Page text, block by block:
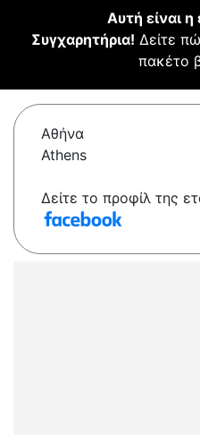
Αυτή είναι η
Συγχαρητήρια! Δείτε
πακέτο
Αθήνα
Athens
Δείτε το προφίλ της